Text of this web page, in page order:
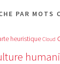
PAR MOTS
heuristique Cloud